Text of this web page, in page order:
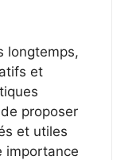
longtemps,
et
proposer
et utiles
importance